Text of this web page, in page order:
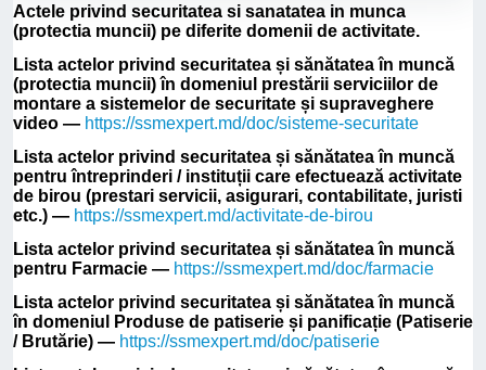
Actele privind securitatea si sanatatea in munca
(protectia muncii) pe diferite domenii de activitate.
Lista actelor privind securitatea și sănătatea în muncă
(protectia muncii) în domeniul prestării serviciilor de
montare a sistemelor de securitate și supraveghere
video — https://ssmexpert.md/doc/sisteme-securitate
Lista actelor privind securitatea și sănătatea în muncă
pentru întreprinderi / instituții care efectuează activitate
de birou (prestari servicii, asigurari, contabilitate, juristi
etc.) — https://ssmexpert.md/activitate-de-birou
Lista actelor privind securitatea și sănătatea în muncă
pentru Farmacie — https://ssmexpert.md/doc/farmacie
Lista actelor privind securitatea și sănătatea în muncă
în domeniul Produse de patiserie și panificație (Patiserie
/ Brutărie) — https://ssmexpert.md/doc/patiserie